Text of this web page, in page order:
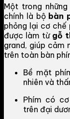
Một trong
chính là bộ bàn
phỏng lại cơ chế
được làm từ gỗ
grand, giúp cảm
trên toàn bàn
Bề mặt
nhiên và
Phím có
trên đại